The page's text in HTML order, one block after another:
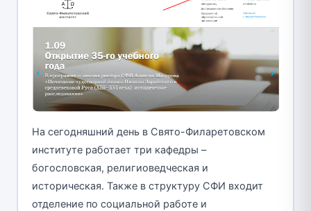
На сегодняшний день в Свято-Филаретовском
институте работает три кафедры –
богословская, религиоведческая и
историческая. Также в структуру СФИ входит
отделение по социальной работе и